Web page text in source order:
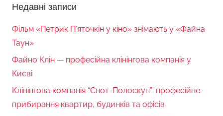
Недавні записи
Фільм «Петрик П’яточкін у кіно» знімають у «Файна
Таун»
Файно Клін — професійна клінінгова компанія у
Києві
Клінінгова компанія “Єнот-Полоскун”: професійне
прибирання квартир, будинків та офісів